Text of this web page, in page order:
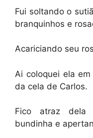
Fui soltando o
branquinhos e
Acariciando seu
Ai coloquei ela
da cela de Carlos.
Fico atraz dela
bundinha e